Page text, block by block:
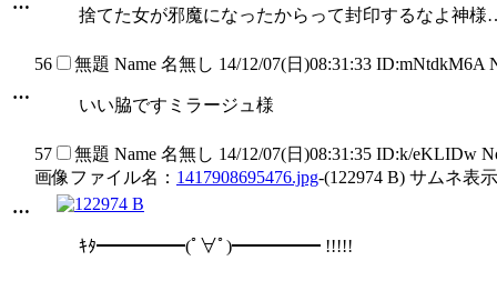
捨てた女が邪魔になったからって封印するなよ神
…
56 無題 Name 名無し 14/12/07(日)08:31:33 ID:mNtdkM6A
いい脇ですミラージュ様
…
57 無題 Name 名無し 14/12/07(日)08:31:35 ID:k/eKLIDw
画像ファイル名： 1417908695476.jpg-(122974 B) サムネ表
ｷﾀ━━━━━(ﾟ∀ﾟ)━━━━━ !!!!!